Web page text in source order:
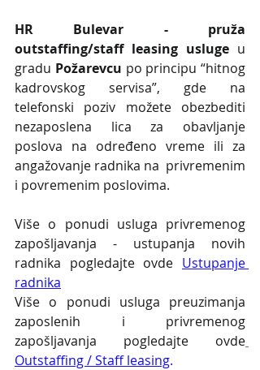
HR Bulevar - pruža
outstaffing/staff leasing usluge u
gradu Požarevcu po principu “hitnog
kadrovskog servisa”, gde na
telefonski poziv možete obezbediti
nezaposlena lica za obavljanje
poslova na određeno vreme ili za
angažovanje radnika na  privremenim
i povremenim poslovima.
Više o ponudi usluga privremenog
zapošljavanja - ustupanja novih
radnika pogledajte ovde Ustupanje
radnika
Više o ponudi usluga preuzimanja
zaposlenih i privremenog
zapošljavanja pogledajte ovde
Outstaffing / Staff leasing.